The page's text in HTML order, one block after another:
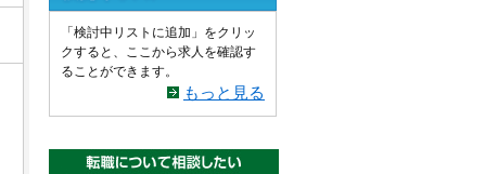
「検討中リストに追加」をクリッ
クすると、ここから求人を確認す
ることができます。
もっと見る